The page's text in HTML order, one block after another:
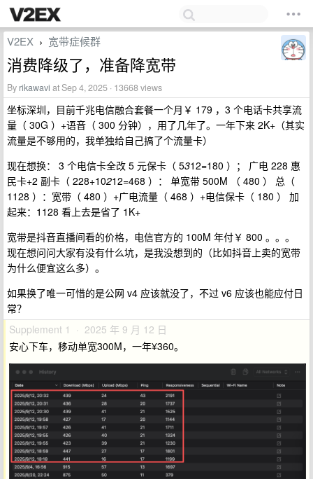
V2EX › 宽带症候群
消费降级了，准备降宽带
By rikawavi at Sep 4, 2025 · 13668 views
坐标深圳，目前千兆电信融合套餐一个月￥ 179 ，3 个电话卡共享流
量（ 30G ）+语音（ 300 分钟），用了几年了。一年下来 2K+（其实
流量是不够用的，我单独给自己搞了个流量卡）
现在想换： 3 个电信卡全改 5 元保卡（ 5312=180 ）； 广电 228 惠
民卡+2 副卡（ 228+10212=468 ）： 单宽带 500M （ 480 ） 总（
1128 ）：宽带（ 480 ）+广电流量（ 468 ）+电信保卡（ 180 ） 加
起来：1128 看上去是省了 1K+
宽带是抖音直播间看的价格，电信官方的 100M 年付￥ 800 。。。
现在想问问大家有没有什么坑，是我没想到的（比如抖音上卖的宽带
为什么便宜这么多）。
如果换了唯一可惜的是公网 v4 应该就没了，不过 v6 应该也能应付日
常？
Supplement 1 · 2025 年 9 月 12 日
安心下车，移动单宽300M，一年¥360。